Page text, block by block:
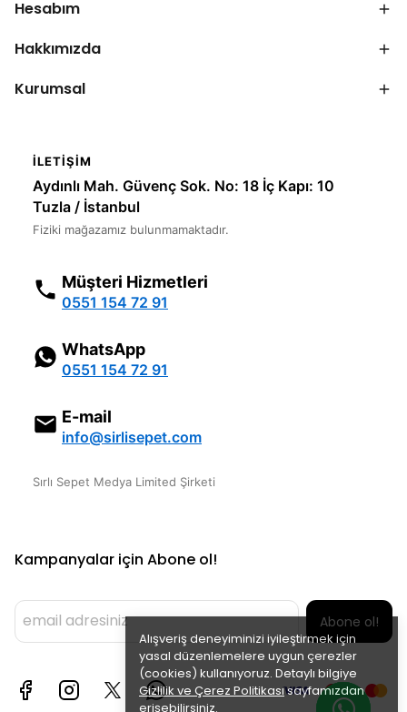
Alışveriş deneyiminizi iyileştirmek için
yasal düzenlemelere uygun çerezler
(cookies) kullanıyoruz. Detaylı bilgiye
Gizlilik ve Çerez Politikasısayfamızdan
erişebilirsiniz.
Hesabım
Hakkımızda
Kurumsal
İLETIŞIM
Aydınlı Mah. Güvenç Sok. No: 18 İç Kapı: 10
Tuzla / İstanbul
Fiziki mağazamız bulunmamaktadır.
Müşteri Hizmetleri
0551 154 72 91
WhatsApp
0551 154 72 91
E-mail
info@sirlisepet.com
Sırlı Sepet Medya Limited Şirketi
Kampanyalar için Abone ol!
Abone ol!